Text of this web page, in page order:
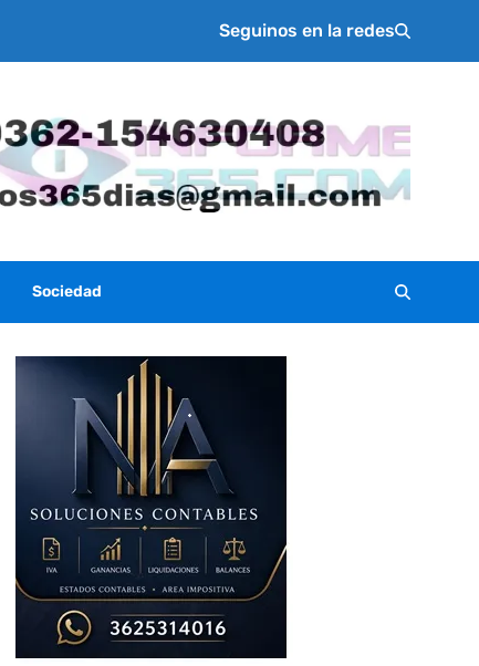
Seguinos en la redes
Sociedad